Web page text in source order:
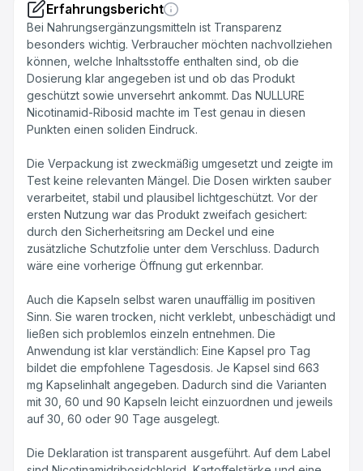
Erfahrungsbericht
Bei Nahrungsergänzungsmitteln ist Transparenz
besonders wichtig. Verbraucher möchten nachvollziehen
können, welche Inhaltsstoffe enthalten sind, ob die
Dosierung klar angegeben ist und ob das Produkt
geschützt sowie unversehrt ankommt. Das NULLURE
Nicotinamid-Ribosid machte im Test genau in diesen
Punkten einen soliden Eindruck.
Die Verpackung ist zweckmäßig umgesetzt und zeigte im
Test keine relevanten Mängel. Die Dosen wirkten sauber
verarbeitet, stabil und plausibel lichtgeschützt. Vor der
ersten Nutzung war das Produkt zweifach gesichert:
durch den Sicherheitsring am Deckel und eine
zusätzliche Schutzfolie unter dem Verschluss. Dadurch
wäre eine vorherige Öffnung gut erkennbar.
Auch die Kapseln selbst waren unauffällig im positiven
Sinn. Sie waren trocken, nicht verklebt, unbeschädigt und
ließen sich problemlos einzeln entnehmen. Die
Anwendung ist klar verständlich: Eine Kapsel pro Tag
bildet die empfohlene Tagesdosis. Je Kapsel sind 663
mg Kapselinhalt angegeben. Dadurch sind die Varianten
mit 30, 60 und 90 Kapseln leicht einzuordnen und jeweils
auf 30, 60 oder 90 Tage ausgelegt.
Die Deklaration ist transparent ausgeführt. Auf dem Label